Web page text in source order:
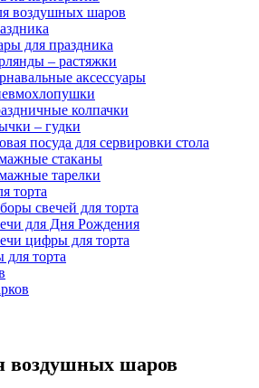
воздушных шаров
для праздника
– растяжки
аксессуары
колпачки
– гудки
посуда для сервировки стола
стаканы
тарелки
торта
свечей для торта
для Дня Рождения
цифры для торта
торта
воздушных шаров